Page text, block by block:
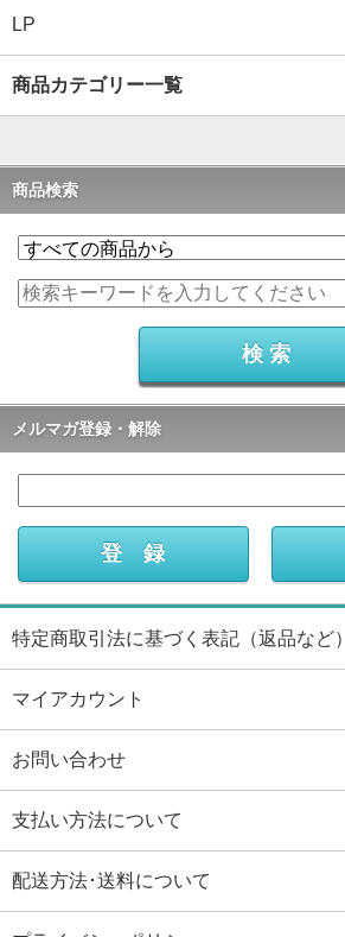
LP
商品カテゴリー一覧
商品検索
メルマガ登録・解除
特定商取引法に基づく表記（返品など）
マイアカウント
お問い合わせ
支払い方法について
配送方法･送料について